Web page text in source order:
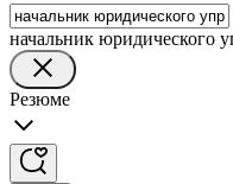
начальник юридического
Резюме